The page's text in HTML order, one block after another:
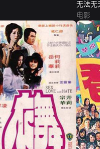
无法无
电影